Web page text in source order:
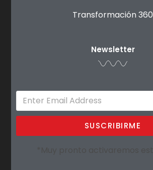
Transformación 360
Newsletter
SUSCRIBIRME